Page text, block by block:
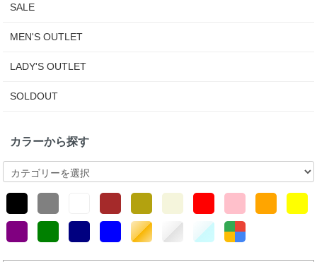
SALE
MEN'S OUTLET
LADY'S OUTLET
SOLDOUT
カラーから探す